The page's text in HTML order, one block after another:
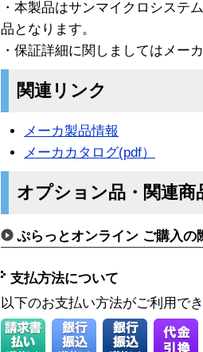
・本製品はサンマイクロシステ
品となります。
・保証詳細に関しましてはメー
関連リンク
メーカ製品情報
メーカカタログ(pdf）
オプション品・関連商
ぷらっとオンライン ご購入の
支払方法について
以下のお支払い方法がご利用で